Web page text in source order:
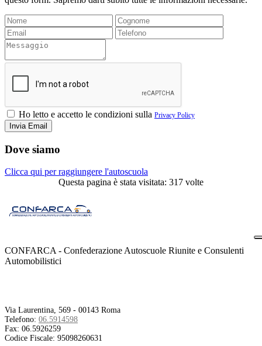
Ho letto e accetto le condizioni sulla Privacy Policy
Dove siamo
Clicca qui per raggiungere l'autoscuola
Questa pagina è stata visitata: 317 volte
CONFARCA - Confederazione Autoscuole Riunite e Consulenti
Automobilistici
Via Laurentina, 569 - 00143 Roma
Telefono: 06.5914598
Fax: 06.5926259
Codice Fiscale: 95098260631